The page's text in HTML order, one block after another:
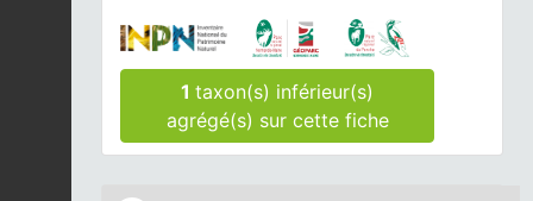
1taxon(s) inférieur(s)
agrégé(s) sur cette fiche